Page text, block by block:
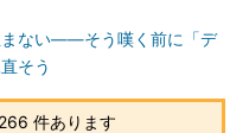
まない――そう嘆く前に「デ
そう
件あります